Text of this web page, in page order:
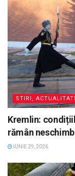
STIRI,
Kremlin:
rămân
IUNIE 29, 2026